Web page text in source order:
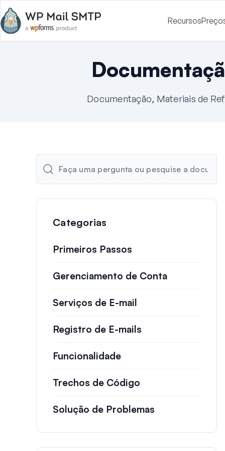
Recursos
Documentação, Materiais de
Categorias
Primeiros Passos
Gerenciamento de Conta
Serviços de E-mail
Registro de E-mails
Funcionalidade
Trechos de Código
Solução de Problemas